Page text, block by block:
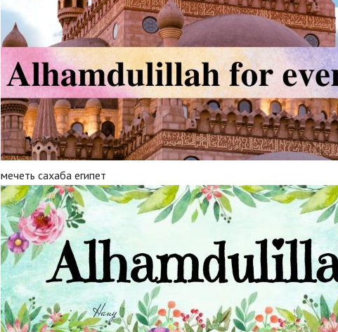
мечеть сахаба египет